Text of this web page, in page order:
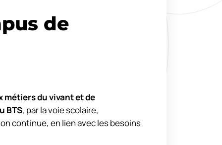
de
métiers du vivant et de
BTS, par la voie scolaire,
continue, en lien avec les besoins